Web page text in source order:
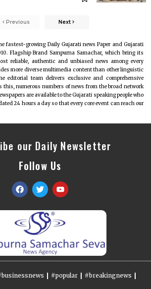
Previous Next
fastest-growing Daily Gujarati news Paper and Gujarati
Flagship Brand Sampurna Samachar, which bring its
reliable, authentic and unbiased news among every
more diverse multimedia content than other linguistic
editorial team delivers exclusive and comprehensive
this, numerous numbers of news from the broad network
are available to the Gujarati speaking people who
24 hours a day so that every core event can reach our
our Daily Newsletter
Follow Us
#popular #breakingnews